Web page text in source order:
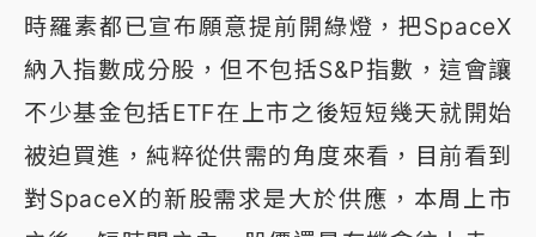
時羅素都已宣布願意提前開綠燈，把SpaceX
納入指數成分股，但不包括S&P指數，這會讓
不少基金包括ETF在上市之後短短幾天就開始
被迫買進，純粹從供需的角度來看，目前看到
對SpaceX的新股需求是大於供應，本周上市